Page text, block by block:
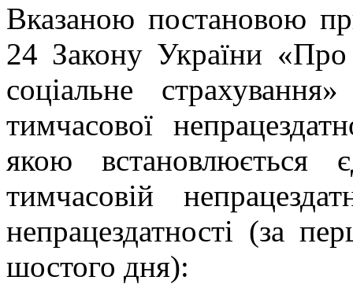
Вказаною постановою
24 Закону України «Про
соціальне
тимчасової
якою встановлюється
тимчасовій
непрацездатності (за
шостого дня):